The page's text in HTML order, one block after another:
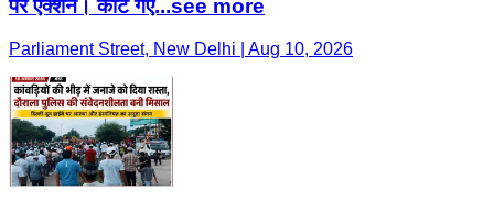
पर एक्शन। काटे गए...see more
Parliament Street, New Delhi | Aug 10, 2026